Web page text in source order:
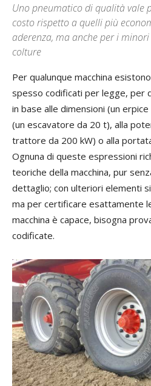
Uno pneumatico di qualità vale
costo rispetto a quelli più
aderenza, ma anche per i
colture
Per qualunque macchina
spesso codificati per legge, per
in base alle dimensioni (un
(un escavatore da 20 t), alla
trattore da 200 kW) o alla
Ognuna di queste espressioni
teoriche della macchina, pur
dettaglio; con ulteriori elementi
ma per certificare esattamente
macchina è capace, bisogna
codificate.